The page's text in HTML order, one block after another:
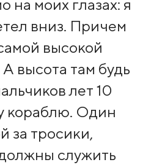
на моих глазах: я
вниз. Причем
высокой
высота там будь
лет 10
кораблю. Один
за тросики,
служить